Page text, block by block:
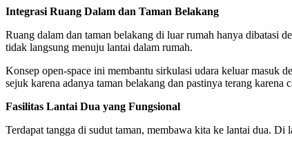
Integrasi Ruang Dalam dan Taman Belakang
Ruang dalam dan taman belakang di luar rumah hanya dibatasi
tidak langsung menuju lantai dalam rumah.
Konsep open-space ini membantu sirkulasi udara keluar masuk
sejuk karena adanya taman belakang dan pastinya terang
Fasilitas Lantai Dua yang Fungsional
Terdapat tangga di sudut taman, membawa kita ke lantai dua.